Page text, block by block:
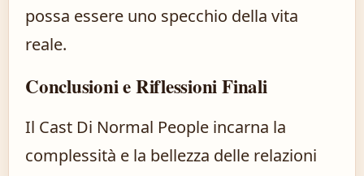
possa essere uno specchio della vita
reale.
Conclusioni e Riflessioni Finali
Il Cast Di Normal People incarna la
complessità e la bellezza delle relazioni